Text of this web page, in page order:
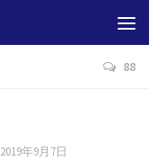
88
2019年9月7日